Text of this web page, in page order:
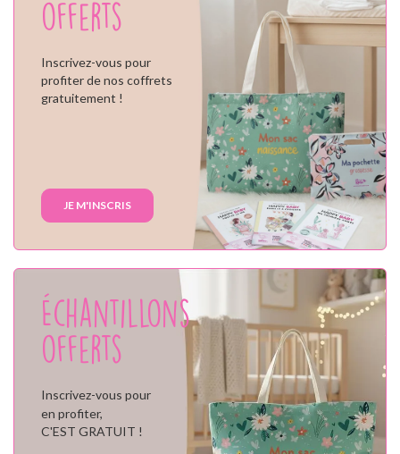
offerts
Inscrivez-vous pour
profiter de nos coffrets
gratuitement !
JE M'INSCRIS
Échantillons
offerts
Inscrivez-vous pour
en profiter,
C'EST GRATUIT !